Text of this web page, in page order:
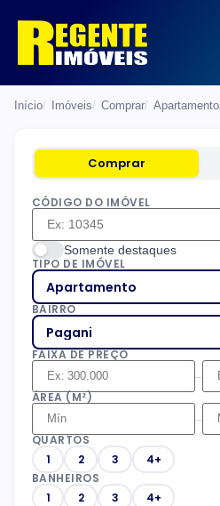
Início Imóveis Comprar Apartamento
Comprar
CÓDIGO DO IMÓVEL
Somente destaques
TIPO DE IMÓVEL
Apartamento
BAIRRO
Pagani
FAIXA DE PREÇO
–
ÁREA (M²)
–
QUARTOS
1
2 3
4+
BANHEIROS
1
2 3
4+